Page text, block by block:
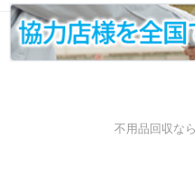
不用品回収な